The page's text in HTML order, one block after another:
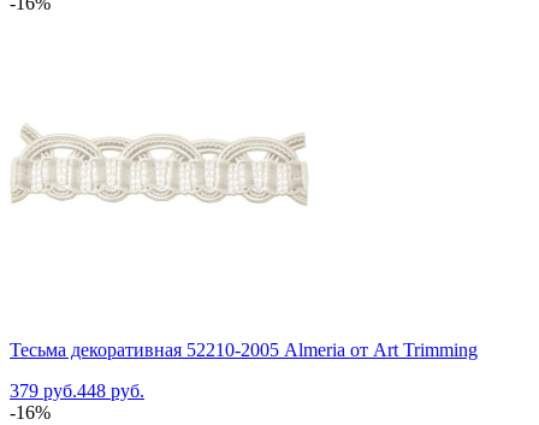
Тесьма декоративная 52210-2005 Almeria от Art Trimming
379 руб.448 руб.
-16%